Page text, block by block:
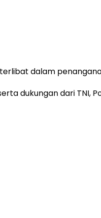
dalam
dukungan dari TNI,